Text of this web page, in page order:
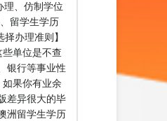
理、仿制学位
留学生学历
办理准则】
单位是不查
银行等事业性
果你有业余
差异很大的毕
洲留学生学历